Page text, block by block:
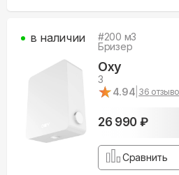
#200 м3
Бризер
Oxy
3
★
★4.94 36
26 990 ₽
в наличии
Сравнить